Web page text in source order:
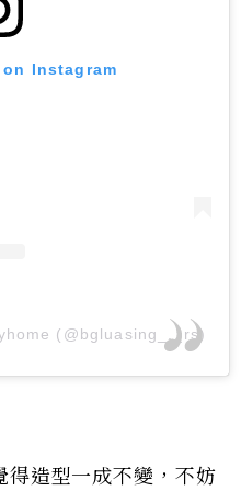
Instagram
(@bgluasing_._rs)
得造型一成不變，不妨